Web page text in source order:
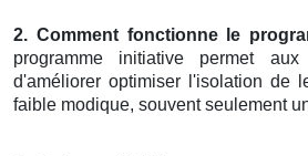
2. Comment fonctionne le
programme initiative permet aux
d'améliorer optimiser l'isolation de
faible modique, souvent seulement